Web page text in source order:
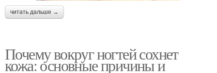
читать дальше →
Почему вокруг ногтей сохнет
кожа: основные причины и